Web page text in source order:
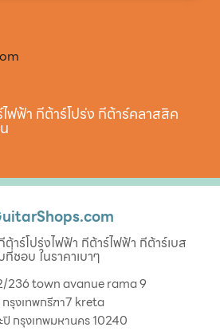
ฟฟ้า กีต้าร์โปร่ง กีต้าร์คลาสสิค
าร์โปร่งไฟฟ้า กีต้าร์ไฟฟ้า กีต้าร์เบส
ที่ชอบ ในราคาเบาๆ
236 town avanue rama 9
รุงเทพกรีฑา7 kreta
ปิ กรุงเทพมหานคร 10240